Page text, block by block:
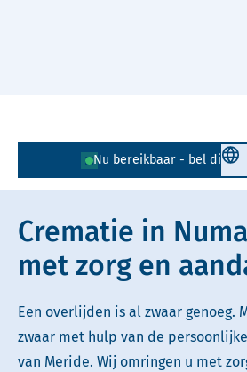
Nu bereikbaar - bel direct!
Lees voor Uitleg woorden
Simpele tekst
Crematie in
met zorg en
Een overlijden is al zwaar genoeg.
zwaar met hulp van de
van Meride. Wij omringen u met